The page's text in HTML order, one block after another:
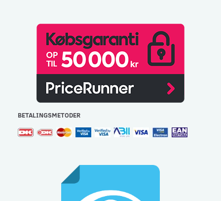
BETALINGSMETODER